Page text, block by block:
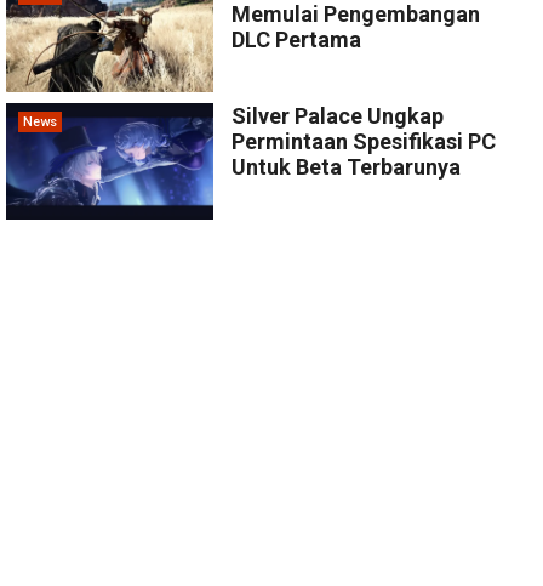
Memulai Pengembangan
DLC Pertama
News
Silver Palace Ungkap
Permintaan Spesifikasi PC
Untuk Beta Terbarunya